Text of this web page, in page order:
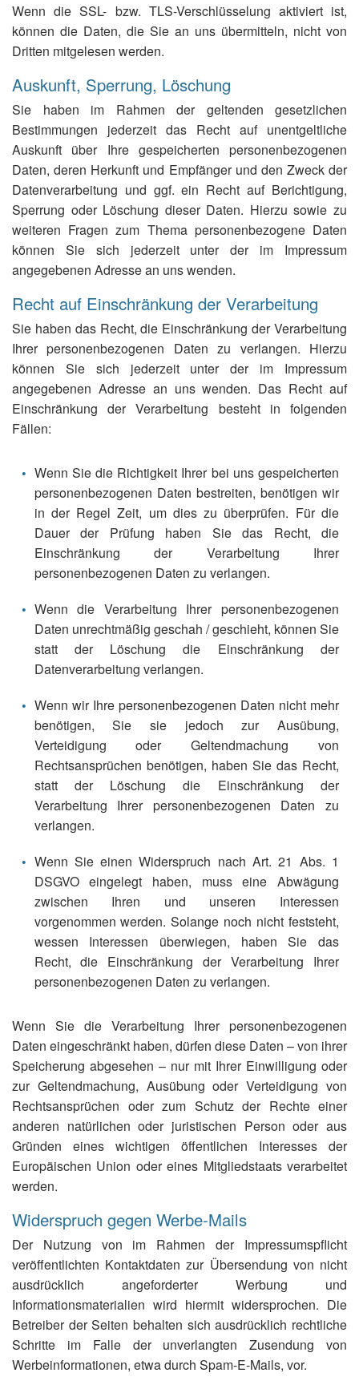
Wenn die SSL- bzw. TLS-Verschlüsselung aktiviert ist,
können die Daten, die Sie an uns übermitteln, nicht von
Dritten mitgelesen werden.
Auskunft, Sperrung, Löschung
Sie haben im Rahmen der geltenden gesetzlichen
Bestimmungen jederzeit das Recht auf unentgeltliche
Auskunft über Ihre gespeicherten personenbezogenen
Daten, deren Herkunft und Empfänger und den Zweck der
Datenverarbeitung und ggf. ein Recht auf Berichtigung,
Sperrung oder Löschung dieser Daten. Hierzu sowie zu
weiteren Fragen zum Thema personenbezogene Daten
können Sie sich jederzeit unter der im Impressum
angegebenen Adresse an uns wenden.
Recht auf Einschränkung der Verarbeitung
Sie haben das Recht, die Einschränkung der Verarbeitung
Ihrer personenbezogenen Daten zu verlangen. Hierzu
können Sie sich jederzeit unter der im Impressum
angegebenen Adresse an uns wenden. Das Recht auf
Einschränkung der Verarbeitung besteht in folgenden
Fällen:
Wenn Sie die Richtigkeit Ihrer bei uns gespeicherten
personenbezogenen Daten bestreiten, benötigen wir
in der Regel Zeit, um dies zu überprüfen. Für die
Dauer der Prüfung haben Sie das Recht, die
Einschränkung der Verarbeitung Ihrer
personenbezogenen Daten zu verlangen.
Wenn die Verarbeitung Ihrer personenbezogenen
Daten unrechtmäßig geschah / geschieht, können Sie
statt der Löschung die Einschränkung der
Datenverarbeitung verlangen.
Wenn wir Ihre personenbezogenen Daten nicht mehr
benötigen, Sie sie jedoch zur Ausübung,
Verteidigung oder Geltendmachung von
Rechtsansprüchen benötigen, haben Sie das Recht,
statt der Löschung die Einschränkung der
Verarbeitung Ihrer personenbezogenen Daten zu
verlangen.
Wenn Sie einen Widerspruch nach Art. 21 Abs. 1
DSGVO eingelegt haben, muss eine Abwägung
zwischen Ihren und unseren Interessen
vorgenommen werden. Solange noch nicht feststeht,
wessen Interessen überwiegen, haben Sie das
Recht, die Einschränkung der Verarbeitung Ihrer
personenbezogenen Daten zu verlangen.
Wenn Sie die Verarbeitung Ihrer personenbezogenen
Daten eingeschränkt haben, dürfen diese Daten – von ihrer
Speicherung abgesehen – nur mit Ihrer Einwilligung oder
zur Geltendmachung, Ausübung oder Verteidigung von
Rechtsansprüchen oder zum Schutz der Rechte einer
anderen natürlichen oder juristischen Person oder aus
Gründen eines wichtigen öffentlichen Interesses der
Europäischen Union oder eines Mitgliedstaats verarbeitet
werden.
Widerspruch gegen Werbe-Mails
Der Nutzung von im Rahmen der Impressumspflicht
veröffentlichten Kontaktdaten zur Übersendung von nicht
ausdrücklich angeforderter Werbung und
Informationsmaterialien wird hiermit widersprochen. Die
Betreiber der Seiten behalten sich ausdrücklich rechtliche
Schritte im Falle der unverlangten Zusendung von
Werbeinformationen, etwa durch Spam-E-Mails, vor.